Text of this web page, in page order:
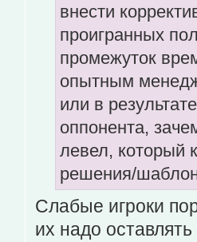
внести
проигранных
промежуток
опытным
или в
оппонента,
левел, который
решения/
Слабые игроки
их надо